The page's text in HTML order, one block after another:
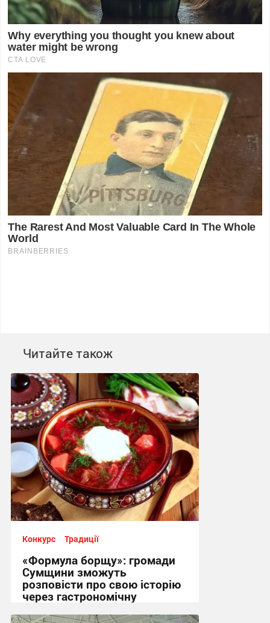
Читайте також
Конкурс Традиції
«Формула борщу»: громади
Сумщини зможуть
розповісти про свою історію
через гастрономічну